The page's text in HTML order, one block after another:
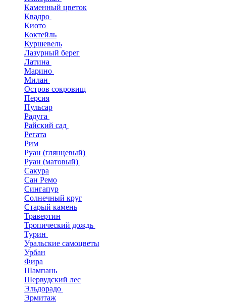
Каменный цветок
Квадро
Киото
Коктейль
Куршевель
Лазурный берег
Латина
Марино
Милан
Остров сокровищ
Персия
Пульсар
Радуга
Райский сад
Регата
Рим
Руан (глянцевый)
Руан (матовый)
Сакура
Сан Ремо
Сингапур
Солнечный круг
Старый камень
Травертин
Тропический дождь
Турин
Уральские самоцветы
Урбан
Фира
Шампань
Шервудский лес
Эльдорадо
Эрмитаж